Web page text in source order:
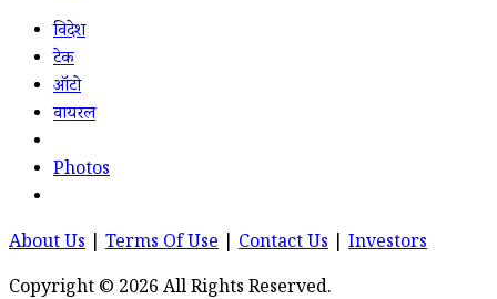
विदेश
टेक
ऑटो
वायरल
Photos
About Us Terms Of Use Contact Us
Investors
Copyright © 2026 All Rights Reserved.